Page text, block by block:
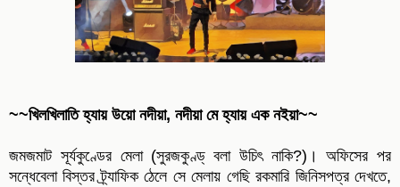
~~খিলখিলাতি হ্যায় উয়ো নদীয়া, নদীয়া মে হ্যায় এক নইয়া~~
জমজমাট সূর্যকুণ্ডের মেলা (সুরজকুণ্ড্‌ বলা উচিৎ নাকি?)। অফিসের পর
সন্ধেবেলা বিস্তর ট্র্যাফিক ঠেলে সে মেলায় গেছি রকমারি জিনিসপত্র দেখতে,